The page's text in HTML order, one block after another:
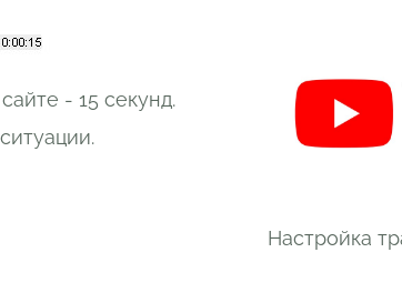
- 15 секунд.
Настройка